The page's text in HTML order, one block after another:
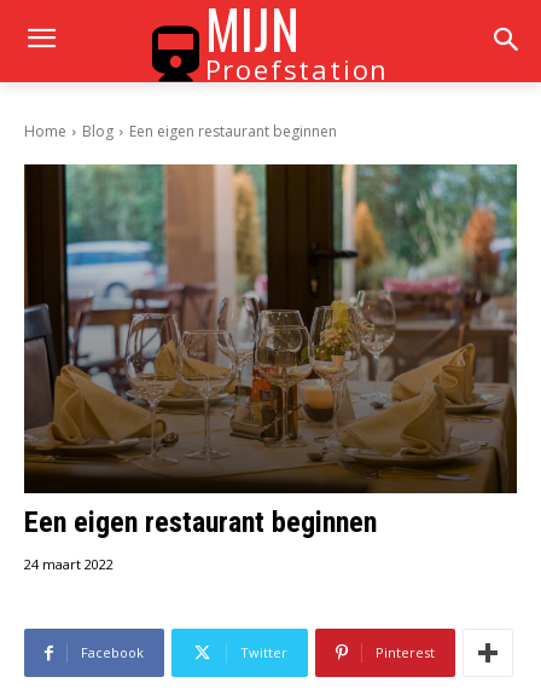
MIJN
Proefstation
Home Blog Een eigen restaurant beginnen
Een eigen restaurant beginnen
24 maart 2022
Facebook Twitter Pinterest